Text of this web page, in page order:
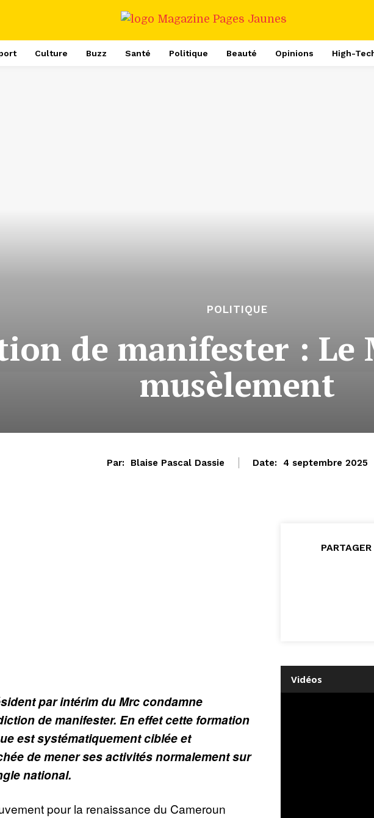
Culture Buzz Santé Politique Beauté Opinions High-
POLITIQUE
de manifester : Le
musèlement
Par: Blaise Pascal Dassie Date: 4 septembre 2025
par intérim du Mrc condamne
de manifester. En effet cette formation
est systématiquement ciblée et
de mener ses activités normalement sur
national.
pour la renaissance du Cameroun
Vidéos